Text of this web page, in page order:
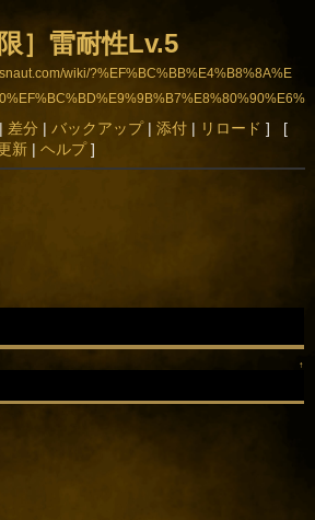
限］雷耐性Lv.5
wiki/?%EF%BC%BB%E4%B8%8A%E
差分 | バックアップ| 添付| リロード ] [
新| ヘルプ]
↑